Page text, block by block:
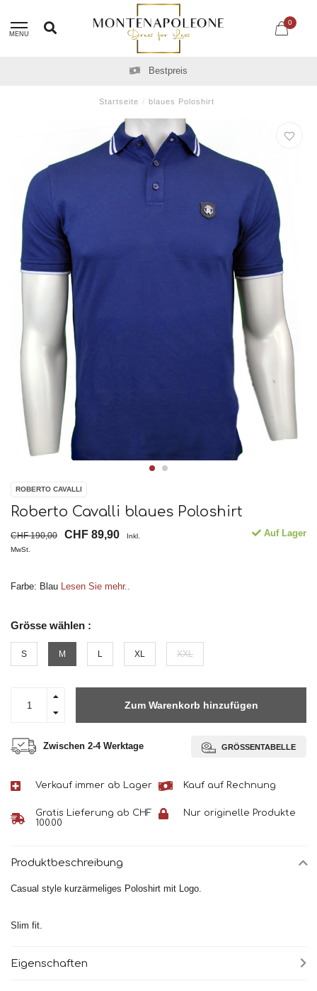
MENU
0
Bestpreis
Startseite / blaues Poloshirt
ROBERTO CAVALLI
Roberto Cavalli blaues Poloshirt
CHF 190,00 CHF 89,90
Inkl.
MwSt.
Auf Lager
Farbe: Blau Lesen Sie mehr..
Grösse wählen :
S M XL XXL
Zum Warenkorb hinzufügen
Zwischen 2-4 Werktage GRÖSSENTABELLE
Verkauf immer ab Lager Kauf auf Rechnung
Gratis Lieferung ab CHF
100.00
Nur originelle Produkte
Produktbeschreibung
Casual style kurzärmeliges Poloshirt mit Logo.
Slim fit.
Eigenschaften